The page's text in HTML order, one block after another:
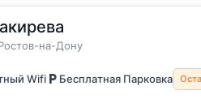
на-Дону
гостей
Wifi Бесплатная Парковка